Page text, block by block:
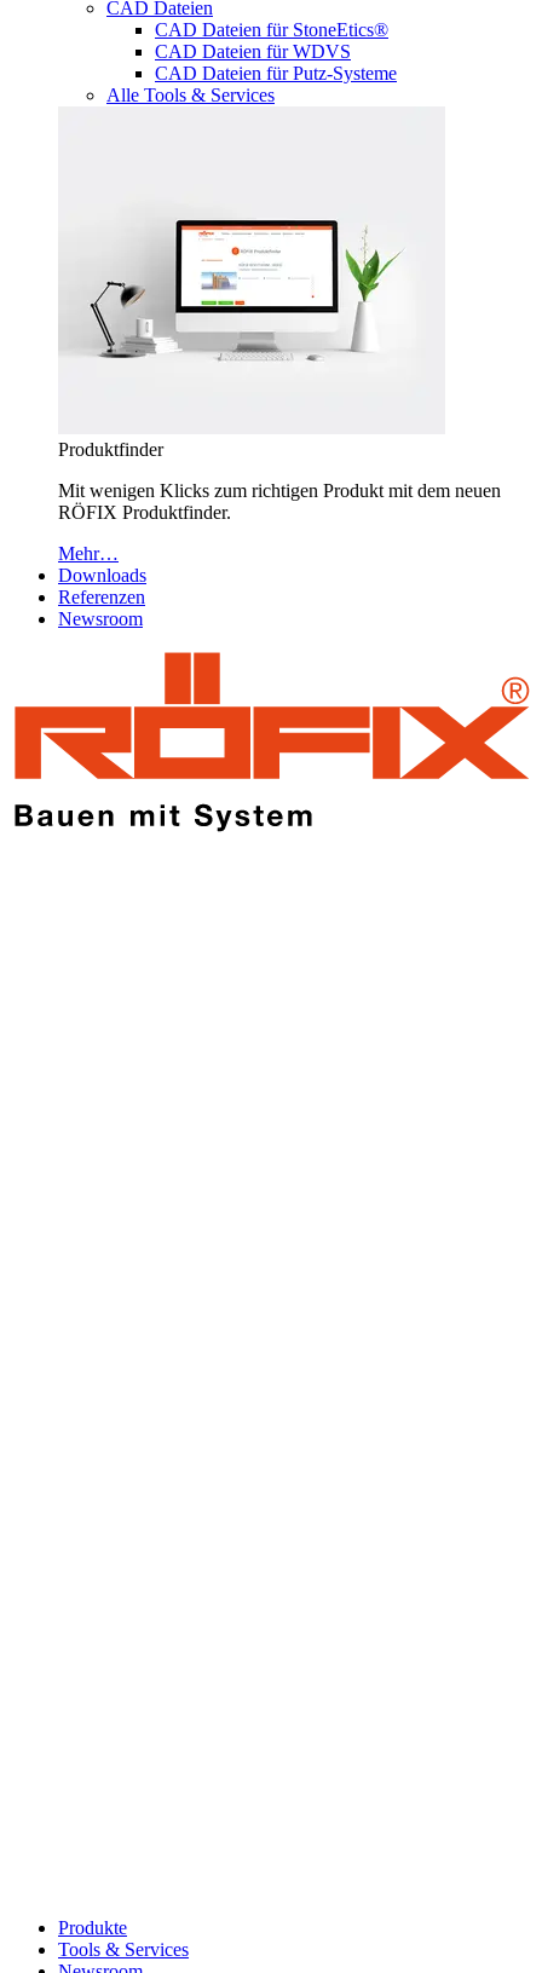
CAD Dateien
CAD Dateien für StoneEtics®
CAD Dateien für WDVS
CAD Dateien für Putz-Systeme
Alle Tools & Services
Produktfinder
Mit wenigen Klicks zum richtigen Produkt mit dem neuen
RÖFIX Produktfinder.
Mehr…
Downloads
Referenzen
Newsroom
Produkte
Tools & Services